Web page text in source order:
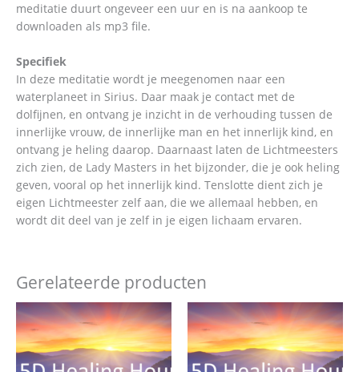
meditatie duurt ongeveer een uur en is na aankoop te
downloaden als mp3 file.
Specifiek
In deze meditatie wordt je meegenomen naar een
waterplaneet in Sirius. Daar maak je contact met de
dolfijnen, en ontvang je inzicht in de verhouding tussen de
innerlijke vrouw, de innerlijke man en het innerlijk kind, en
ontvang je heling daarop. Daarnaast laten de Lichtmeesters
zich zien, de Lady Masters in het bijzonder, die je ook heling
geven, vooral op het innerlijk kind. Tenslotte dient zich je
eigen Lichtmeester zelf aan, die we allemaal hebben, en
wordt dit deel van je zelf in je eigen lichaam ervaren.
Gerelateerde producten